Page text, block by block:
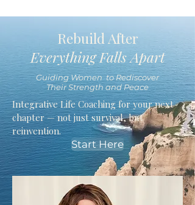
Rebuild After
Everything Falls Apart
Guiding Women to Rediscover
Their Strength and Peace
Integrative Life Coaching for your next
chapter — not just survival, but
reinvention.
Start Here